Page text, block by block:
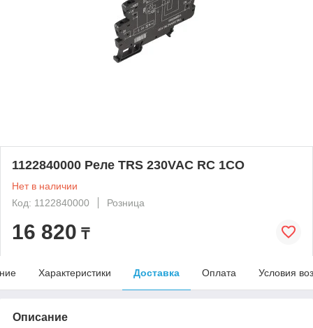
1122840000 Реле TRS 230VAC RC 1CO
Нет в наличии
Код: 1122840000
Розница
16 820 ₸
Характеристики Доставка Оплата Условия
Описание